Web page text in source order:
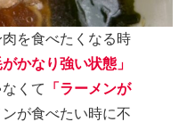
を食べたくなる時
かなり強い状態」
くて
「ラーメンが
が食べたい時に不